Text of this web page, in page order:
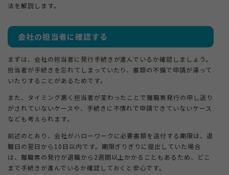
法を解説します。
会社の担当者に確認する
まずは、会社の担当者に発行手続きが進んでいるか確認しましょう。
担当者が手続きを忘れてしまっていたり、書類の不備で申請が滞って
いたりすることがあるためです。
また、タイミング悪く担当者が変わったことで離職票発行の申し送り
がされていないケースや、手続きに不慣れで申請できていないケース
なども考えられます。
前述のとおり、会社がハローワークに必要書類を送付する期限は、退
職日の翌日から10日以内です。期限ぎりぎりに提出していた場合
は、離職票の発行が退職から2週間以上かかることもあるため、どこ
まで手続きが進んでいるか確認しておくと安心です。